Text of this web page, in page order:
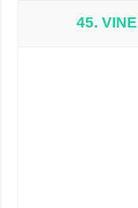
45. VINE